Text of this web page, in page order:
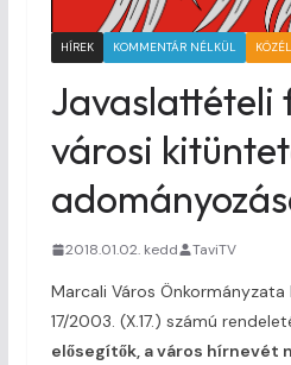
HÍREK KOMMENTÁR NÉLKÜL
Javaslattételi
városi
2018.01.02. kedd TaviTV
Marcali Város
17/2003. (X.17.) számú
elősegítők, a város hírnevét